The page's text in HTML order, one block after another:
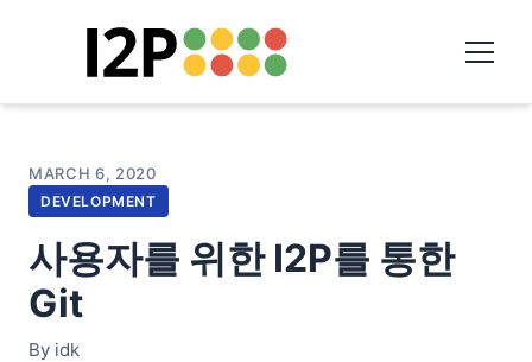
MARCH 6, 2020
DEVELOPMENT
사용자를 위한 I2P를 통한
Git
By idk